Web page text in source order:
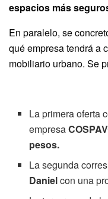
espacios más
En paralelo, se
qué empresa tendrá a
mobiliario urbano. Se
La primera oferta
empresa
pesos.
La segunda
Danielcon una